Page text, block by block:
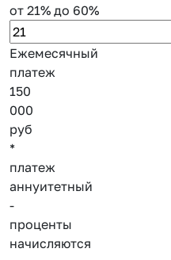
от 21% до 60%
Ежемесячный
платеж
150
000
руб
*
платеж
аннуитетный
-
проценты
начисляются